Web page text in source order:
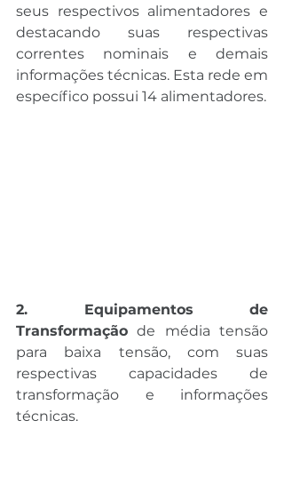
seus respectivos alimentadores e
destacando suas respectivas
correntes nominais e demais
informações técnicas. Esta rede em
específico possui 14 alimentadores.
2. Equipamentos de
Transformação de média tensão
para baixa tensão, com suas
respectivas capacidades de
transformação e informações
técnicas.